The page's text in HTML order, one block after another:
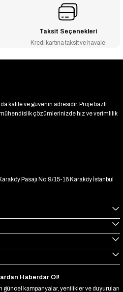
Taksit Seçenekleri
Kredi kartına taksit ve havale
kalite ve güvenin adresidir. Proje bazlı
çözümlerinizde hız ve verimlilik
Pasajı No:9/15-16 Karaköy İstanbul
Haberdar Ol!
güncel kampanyalar, yenilikler ve duyuruları